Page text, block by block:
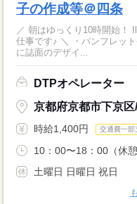
子の作成等＠四条
／ 朝はゆっくり10時開始！
仕事です♪ ＼ ・パンフレットやチラシの作成※仕様書や原稿をもと
に誌面のデザイ...
DTPオペレーター
京都府京都市下京区
時給1,400円 交通費一部
10：00〜18：00（休
土曜日 日曜日 祝日